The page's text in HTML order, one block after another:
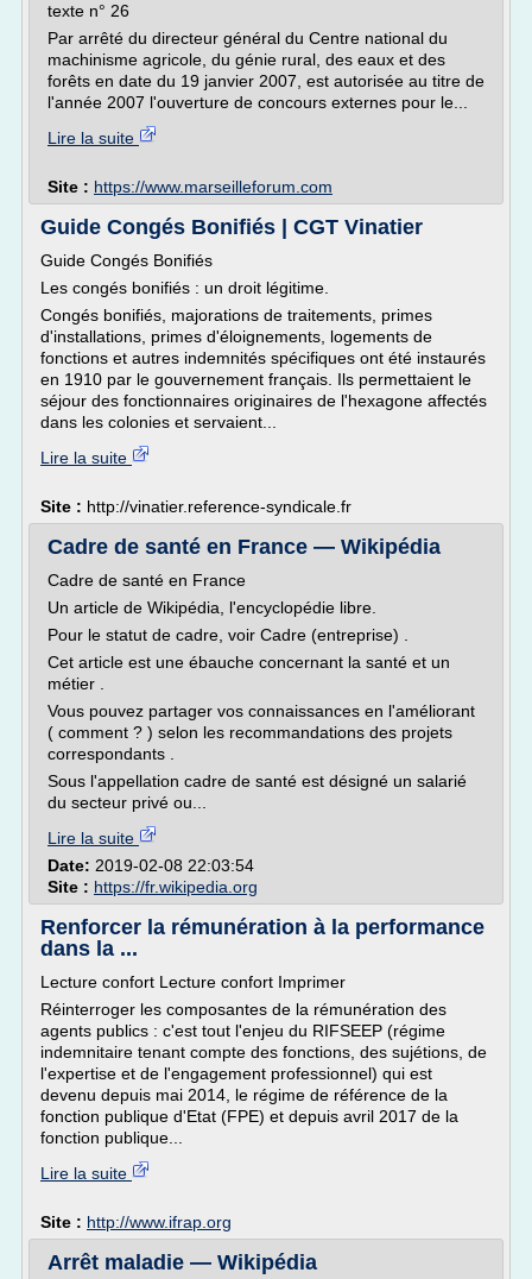
texte n° 26
Par arrêté du directeur général du Centre national du
machinisme agricole, du génie rural, des eaux et des
forêts en date du 19 janvier 2007, est autorisée au titre de
l'année 2007 l'ouverture de concours externes pour le...
Lire la suite
Site : https://www.marseilleforum.com
Guide Congés Bonifiés | CGT Vinatier
Guide Congés Bonifiés
Les congés bonifiés : un droit légitime.
Congés bonifiés, majorations de traitements, primes
d'installations, primes d'éloignements, logements de
fonctions et autres indemnités spécifiques ont été instaurés
en 1910 par le gouvernement français. Ils permettaient le
séjour des fonctionnaires originaires de l'hexagone affectés
dans les colonies et servaient...
Lire la suite
Site : http://vinatier.reference-syndicale.fr
Cadre de santé en France — Wikipédia
Cadre de santé en France
Un article de Wikipédia, l'encyclopédie libre.
Pour le statut de cadre, voir Cadre (entreprise) .
Cet article est une ébauche concernant la santé et un
métier .
Vous pouvez partager vos connaissances en l'améliorant
( comment ? ) selon les recommandations des projets
correspondants .
Sous l'appellation cadre de santé est désigné un salarié
du secteur privé ou...
Lire la suite
Date: 2019-02-08 22:03:54
Site : https://fr.wikipedia.org
Renforcer la rémunération à la performance
dans la ...
Lecture confort Lecture confort Imprimer
Réinterroger les composantes de la rémunération des
agents publics : c'est tout l'enjeu du RIFSEEP (régime
indemnitaire tenant compte des fonctions, des sujétions, de
l'expertise et de l'engagement professionnel) qui est
devenu depuis mai 2014, le régime de référence de la
fonction publique d'Etat (FPE) et depuis avril 2017 de la
fonction publique...
Lire la suite
Site : http://www.ifrap.org
Arrêt maladie — Wikipédia